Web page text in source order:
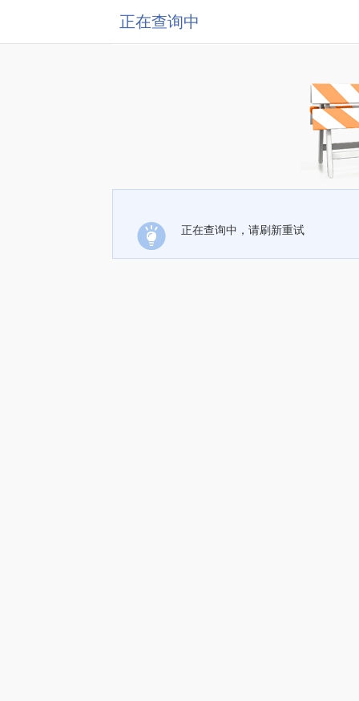
正在查询中
正在查询中，请刷新重试